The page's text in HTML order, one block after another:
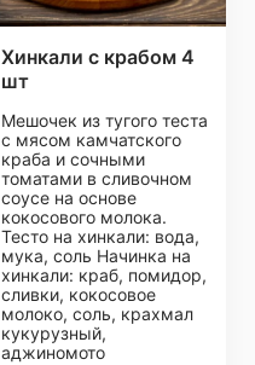
Хинкали с крабом 4
шт
Мешочек из тугого теста
с мясом камчатского
краба и сочными
томатами в сливочном
соусе на основе
кокосового молока.
Тесто на хинкали: вода,
мука, соль Начинка на
хинкали: краб, помидор,
сливки, кокосовое
молоко, соль, крахмал
кукурузный,
аджиномото